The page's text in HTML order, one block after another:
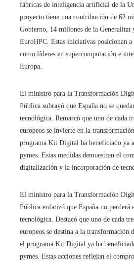
fábricas de inteligencia artificial de la
proyecto tiene una contribución de 62
Gobierno, 14 millones de la Generalitat
EuroHPC. Estas iniciativas posicionan
como líderes en supercomputación e
Europa.
El ministro para la Transformación
Pública subrayó que España no se
tecnológica. Remarcó que uno de cada
europeos se invierte en la
programa Kit Digital ha beneficiado ya
pymes. Estas medidas demuestran el
digitalización y la incorporación de
El ministro para la Transformación
Pública enfatizó que España no
tecnológica. Destacó que uno de cada
europeos se destina a la
el programa Kit Digital ya ha
pymes. Estas acciones reflejan el